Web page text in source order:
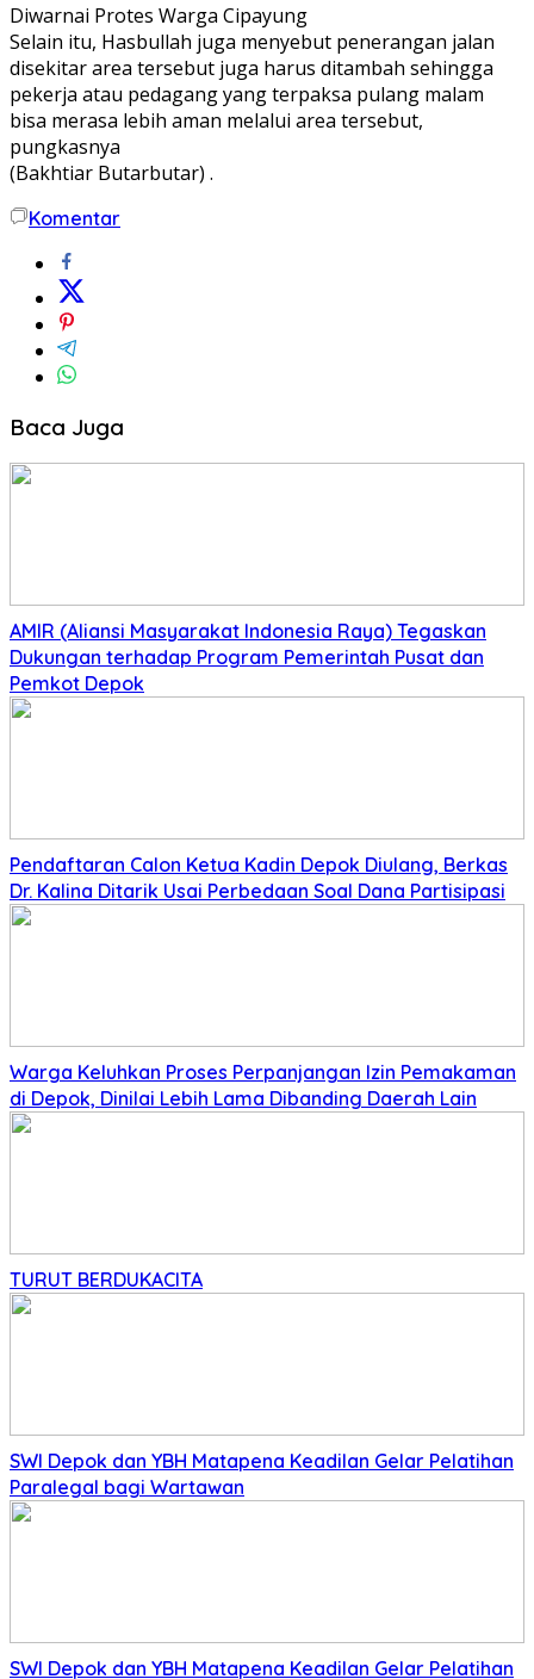
Diwarnai Protes Warga Cipayung
Selain itu, Hasbullah juga menyebut penerangan jalan
disekitar area tersebut juga harus ditambah sehingga
pekerja atau pedagang yang terpaksa pulang malam
bisa merasa lebih aman melalui area tersebut,
pungkasnya
(Bakhtiar Butarbutar) .
Komentar
Baca Juga
AMIR (Aliansi Masyarakat Indonesia Raya) Tegaskan
Dukungan terhadap Program Pemerintah Pusat dan
Pemkot Depok
Pendaftaran Calon Ketua Kadin Depok Diulang, Berkas
Dr. Kalina Ditarik Usai Perbedaan Soal Dana Partisipasi
Warga Keluhkan Proses Perpanjangan Izin Pemakaman
di Depok, Dinilai Lebih Lama Dibanding Daerah Lain
TURUT BERDUKACITA
SWI Depok dan YBH Matapena Keadilan Gelar Pelatihan
Paralegal bagi Wartawan
SWI Depok dan YBH Matapena Keadilan Gelar Pelatihan